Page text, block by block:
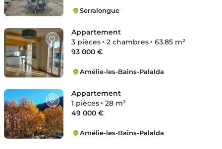
Serralongue
Appartement
3 pièces
2 chambres
63.85 m²
93 000 €
Amélie-les-Bains-Palalda
Appartement
1 pièces
28 m²
49 000 €
Amélie-les-Bains-Palalda